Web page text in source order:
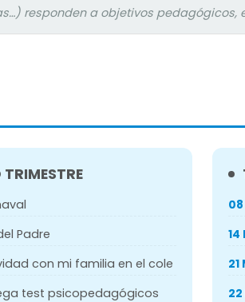
responden a objetivos pedagógicos,
TRIMESTRE
Padre
con mi familia en el cole
test psicopedagógicos
14
21